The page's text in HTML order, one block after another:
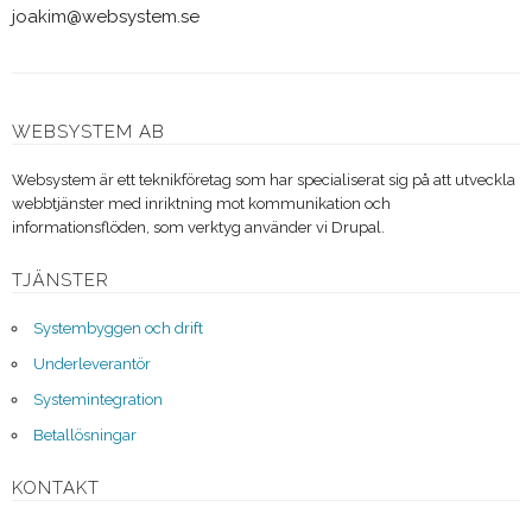
joakim@websystem.se
WEBSYSTEM AB
Websystem är ett teknikföretag som har specialiserat sig på att utveckla
webbtjänster med inriktning mot kommunikation och
informationsflöden, som verktyg använder vi Drupal.
TJÄNSTER
Systembyggen och drift
Underleverantör
Systemintegration
Betallösningar
KONTAKT